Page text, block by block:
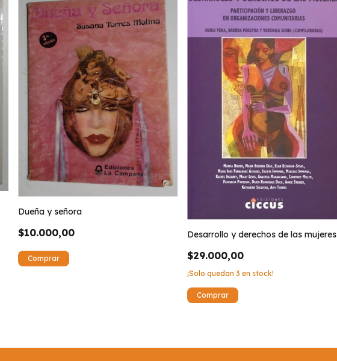
Dueña y señora
$10.000,00 Desarrollo y derechos de las mujeres
$29.000,00
¡Solo quedan 3 en stock!